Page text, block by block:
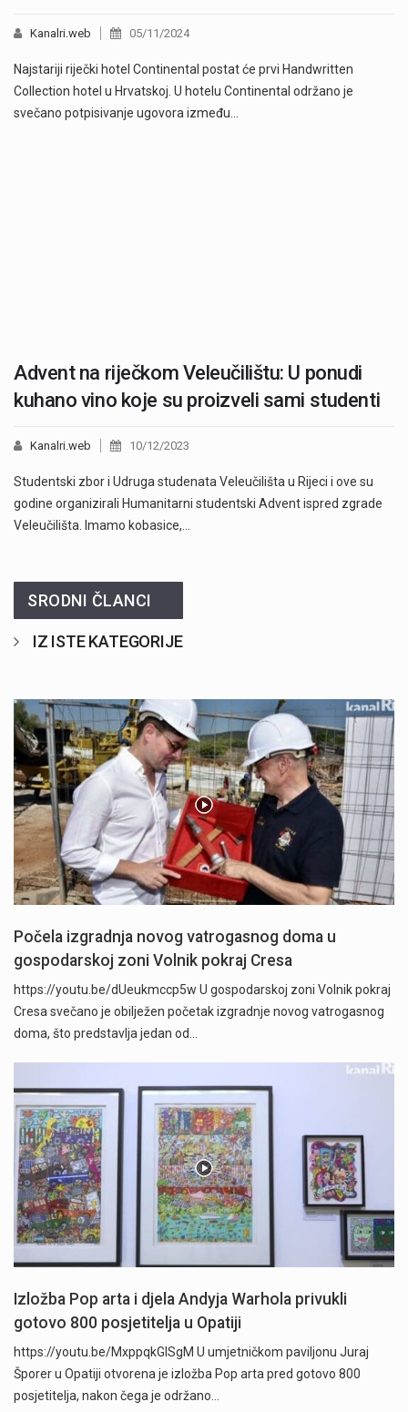
Kanalri.web 05/11/2024
Najstariji riječki hotel Continental postat će prvi Handwritten
Collection hotel u Hrvatskoj. U hotelu Continental održano je
svečano potpisivanje ugovora između…
Advent na riječkom Veleučilištu: U ponudi
kuhano vino koje su proizveli sami studenti
Kanalri.web 10/12/2023
Studentski zbor i Udruga studenata Veleučilišta u Rijeci i ove su
godine organizirali Humanitarni studentski Advent ispred zgrade
Veleučilišta. Imamo kobasice,…
SRODNI ČLANCI
IZ ISTE KATEGORIJE
Počela izgradnja novog vatrogasnog doma u
gospodarskoj zoni Volnik pokraj Cresa
https://youtu.be/dUeukmccp5w U gospodarskoj zoni Volnik pokraj
Cresa svečano je obilježen početak izgradnje novog vatrogasnog
doma, što predstavlja jedan od…
Izložba Pop arta i djela Andyja Warhola privukli
gotovo 800 posjetitelja u Opatiji
https://youtu.be/MxppqkGISgM U umjetničkom paviljonu Juraj
Šporer u Opatiji otvorena je izložba Pop arta pred gotovo 800
posjetitelja, nakon čega je održano…